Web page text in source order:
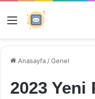
Menü
Anasayfa /Genel
2023 Yeni